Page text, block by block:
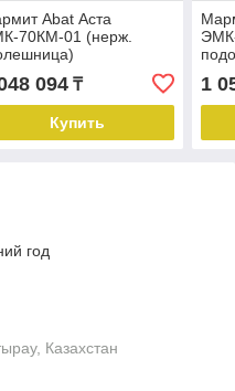
Abat Аста
70КМ-01 (нерж.
094₸
Купить
1
год
Казахстан